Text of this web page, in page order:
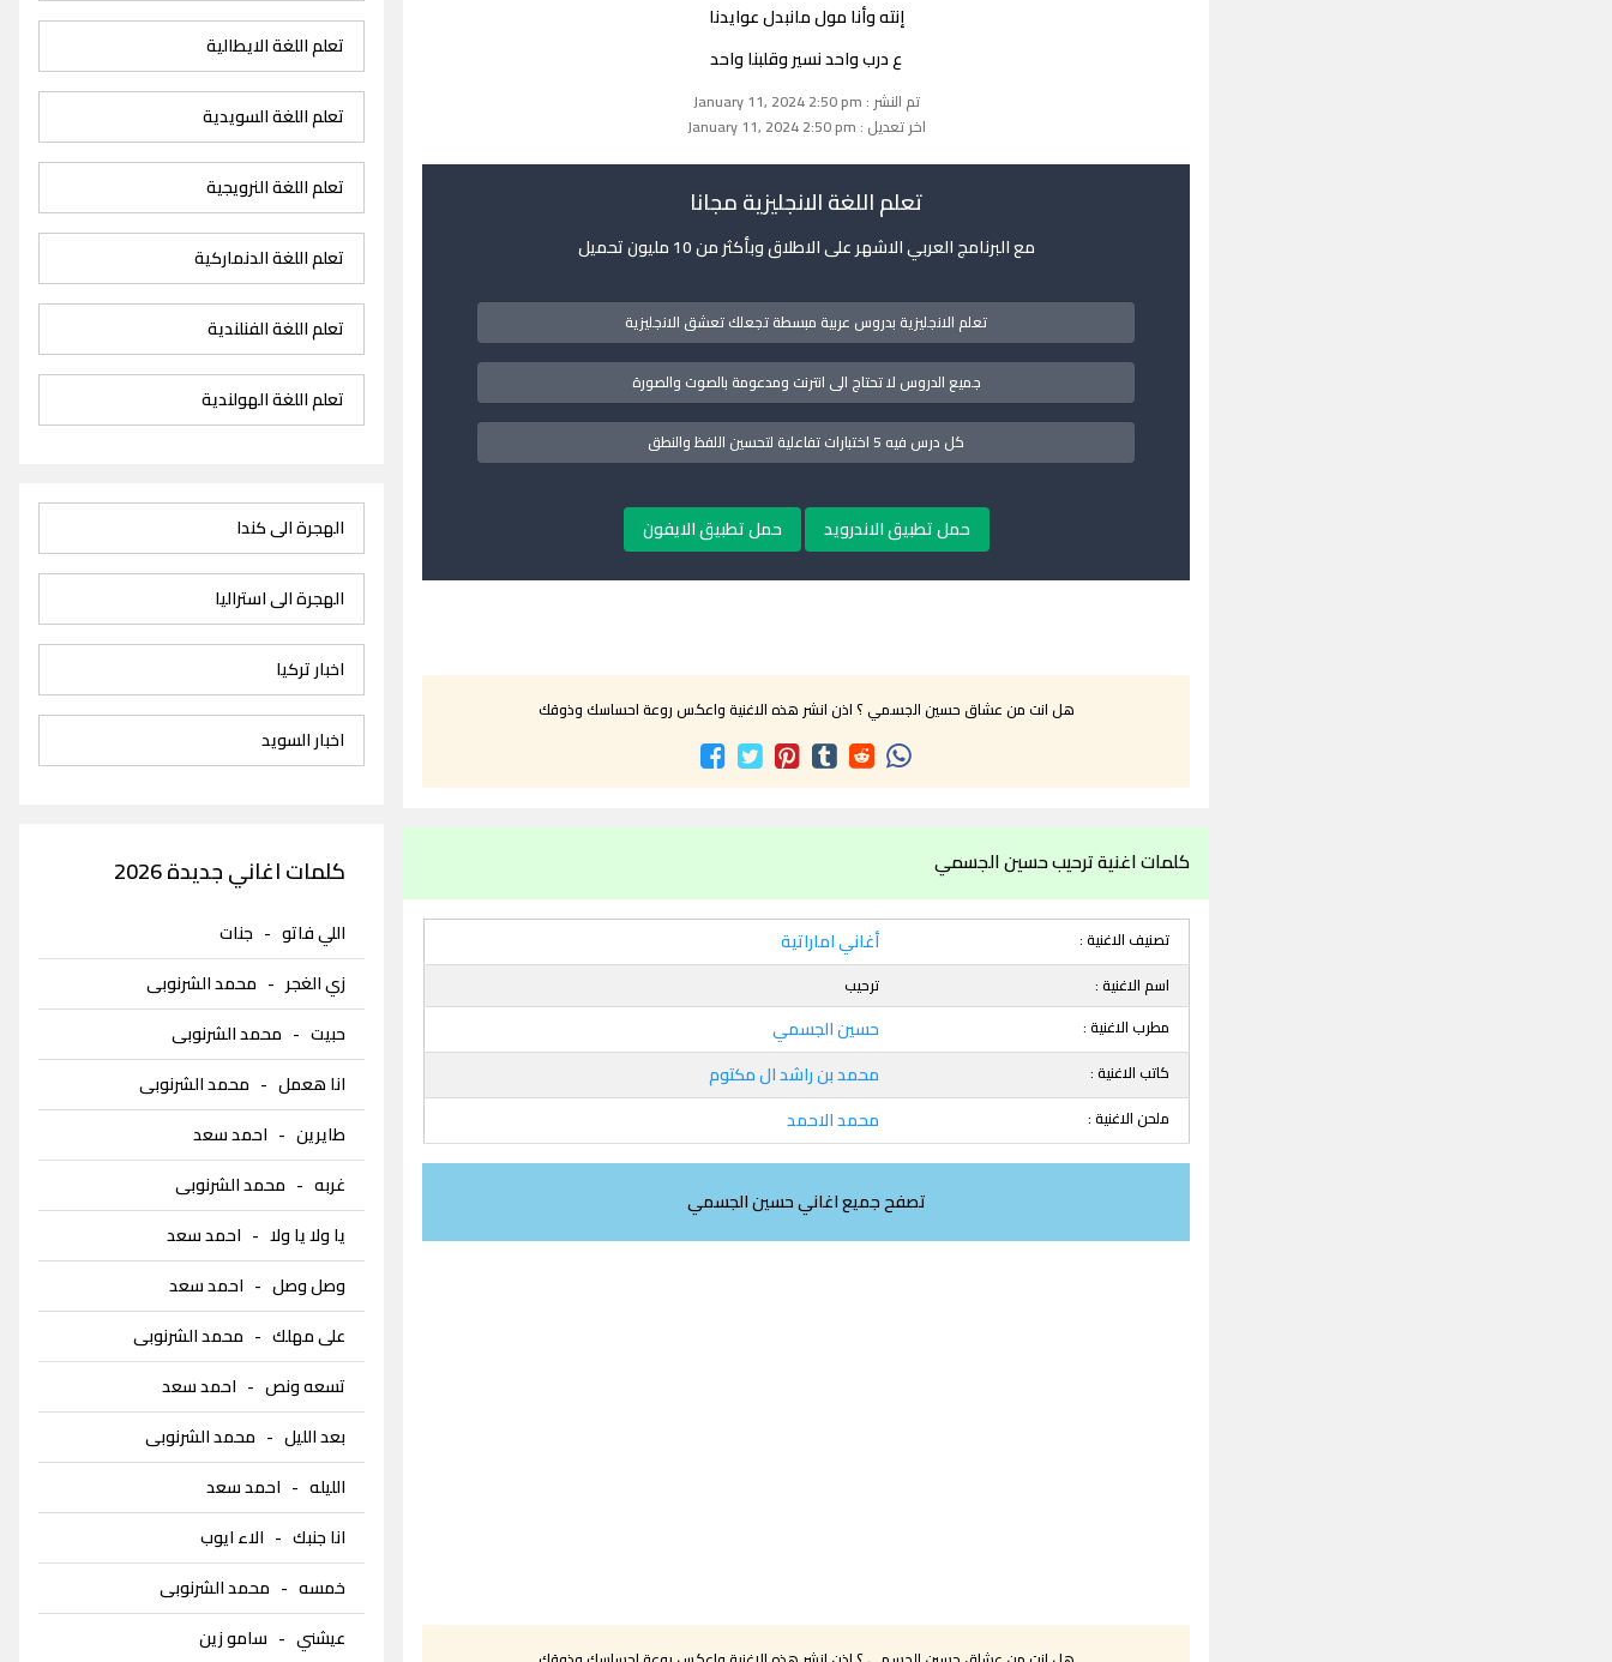
إنته وأنا مول مانبدل عوايدنا
ع درب واحد نسير وقلبنا واحد
تم النشر : January 11, 2024 2:50 pm
اخر تعديل : January 11, 2024 2:50 pm
تعلم اللغة الانجليزية مجانا
مع البرنامج العربي الاشهر على الاطلاق وبأكثر من 10 مليون تحميل
تعلم الانجليزية بدروس عربية مبسطة تجعلك تعشق الانجليزية
جميع الدروس لا تحتاج الى انترنت ومدعومة بالصوت والصورة
كل درس فيه 5 اختبارات تفاعلية لتحسين اللفظ والنطق
حمل تطبيق الاندرويد حمل تطبيق الايفون
هل انت من عشاق حسين الجسمي ؟ اذن انشر هذه الاغنية واعكس روعة احساسك وذوقك
كلمات اغنية ترحيب حسين الجسمي
تصنيف الاغنية : أغاني اماراتية
اسم الاغنية :
ترحيب
مطرب الاغنية :
حسين الجسمي
كاتب الاغنية : محمد بن راشد ال مكتوم
ملحن الاغنية : محمد الاحمد
تصفح جميع اغاني حسين الجسمي
تعلم اللغة الايطالية
تعلم اللغة السويدية
تعلم اللغة النرويجية
تعلم اللغة الدنماركية
تعلم اللغة الفنلندية
تعلم اللغة الهولندية
الهجرة الى كندا
الهجرة الى استراليا
اخبار تركيا
اخبار السويد
كلمات اغاني جديدة 2026
اللي فاتو- جنات
زي الغجر - محمد الشرنوبى
حبيت- محمد الشرنوبى
انا هعمل- محمد الشرنوبى
طايرين- احمد سعد
غربه- محمد الشرنوبى
يا ولا يا ولا- احمد سعد
وصل وصل- احمد سعد
على مهلك- محمد الشرنوبى
تسعه ونص- احمد سعد
بعد الليل- محمد الشرنوبى
الليله- احمد سعد
انا جنبك- الاء ايوب
خمسه- محمد الشرنوبى
عيشني- سامو زين